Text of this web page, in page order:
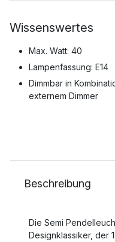
Wissenswertes
Max. Watt: 40
Lampenfassung: E14
Dimmbar in
externem Dimmer
Beschreibung
Die Semi
Designklassiker, der